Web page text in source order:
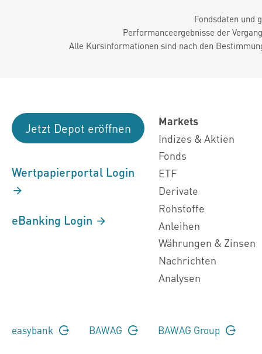
Fondsdaten und
Performanceergebnisse der
Alle Kursinformationen sind nach den
Jetzt Depot eröffnen
Wertpapierportal Login
eBanking Login
Markets
Indizes & Aktien
Fonds
ETF
Derivate
Rohstoffe
Anleihen
Währungen & Zinsen
Nachrichten
Analysen
easybank BAWAG BAWAG Group